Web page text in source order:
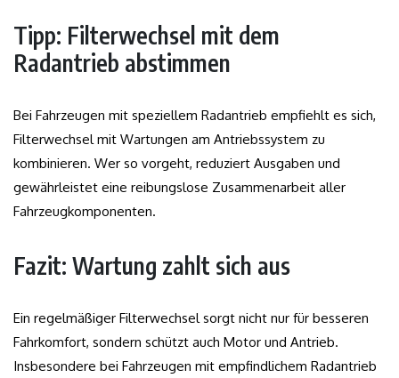
Tipp: Filterwechsel mit dem
Radantrieb abstimmen
Bei Fahrzeugen mit speziellem Radantrieb empfiehlt es sich,
Filterwechsel mit Wartungen am Antriebssystem zu
kombinieren. Wer so vorgeht, reduziert Ausgaben und
gewährleistet eine reibungslose Zusammenarbeit aller
Fahrzeugkomponenten.
Fazit: Wartung zahlt sich aus
Ein regelmäßiger Filterwechsel sorgt nicht nur für besseren
Fahrkomfort, sondern schützt auch Motor und Antrieb.
Insbesondere bei Fahrzeugen mit empfindlichem Radantrieb